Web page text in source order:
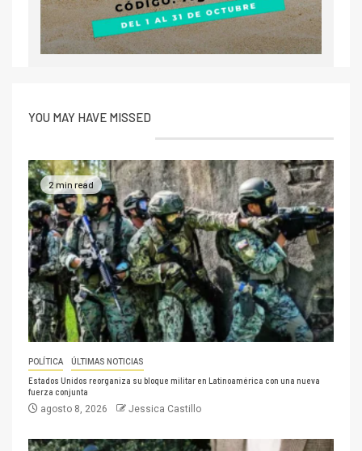
YOU MAY HAVE MISSED
2 min read
POLÍTICA ÚLTIMAS NOTICIAS
Estados Unidos reorganiza su bloque militar en Latinoamérica con una nueva
fuerza conjunta
agosto 8, 2026 Jessica Castillo